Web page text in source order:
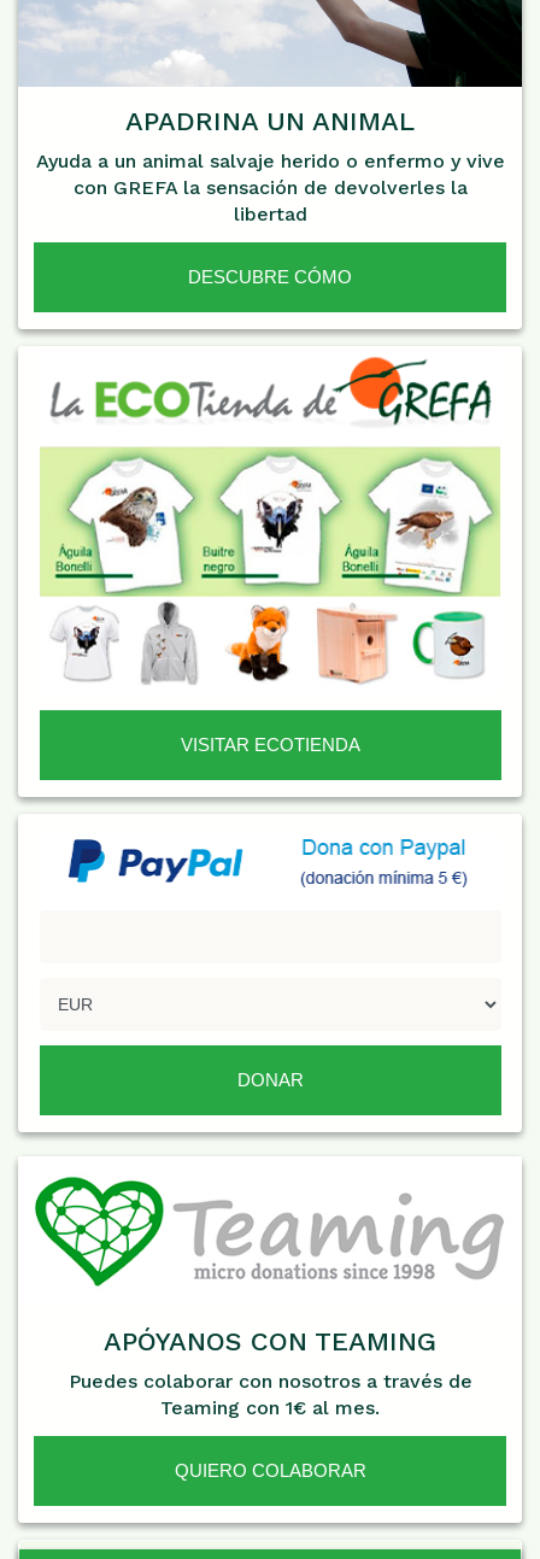
APADRINA UN ANIMAL
Ayuda a un animal salvaje herido o enfermo y vive
con GREFA la sensación de devolverles la
libertad
DESCUBRE CÓMO
VISITAR ECOTIENDA
APÓYANOS CON TEAMING
Puedes colaborar con nosotros a través de
Teaming con 1€ al mes.
QUIERO COLABORAR